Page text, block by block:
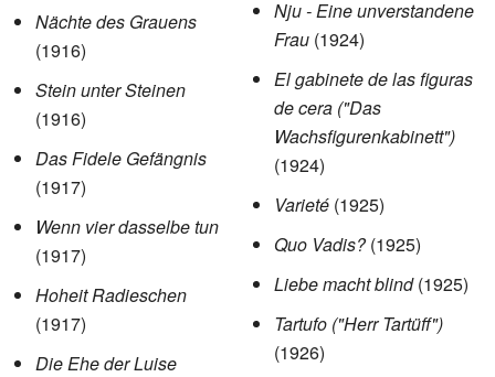
Nächte des Grauens
(1916)
Stein unter Steinen
(1916)
Das Fidele Gefängnis
(1917)
Wenn vier dasselbe tun
(1917)
Hoheit Radieschen
(1917)
Die Ehe der Luise
Nju - Eine unverstandene
Frau (1924)
El gabinete de las figuras
de cera ("Das
Wachsfigurenkabinett")
(1924)
Varieté (1925)
Quo Vadis?(1925)
Liebe macht blind(1925)
Tartufo ("Herr Tartüff")
(1926)